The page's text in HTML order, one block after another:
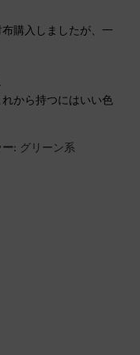
購入しましたが、一
から持つにはいい色
ー: グリーン系